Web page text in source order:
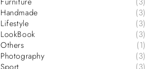
Handmade
(3)
Lifestyle
(3)
LookBook
(3)
Others
(1)
Photography
(3)